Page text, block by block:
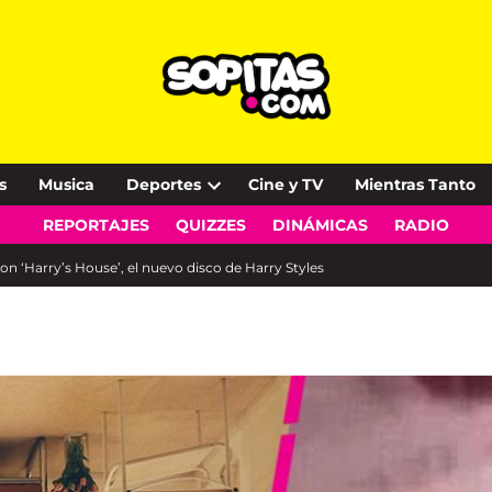
Musica Deportes
Open
dropdown
Cine y TV Mientras Tanto
REPORTAJES QUIZZES DINÁMICAS RADIO
‘Harry’s House’, el nuevo disco de Harry Styles